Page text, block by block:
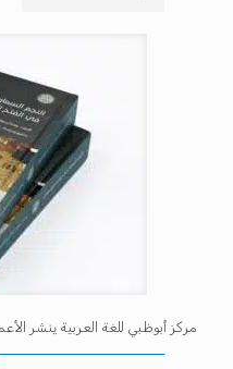
مركز أبوظبي للغة العربية ينشر